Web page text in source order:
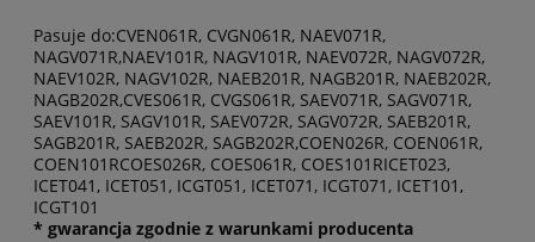
Pasuje do:CVEN061R, CVGN061R, NAEV071R,
NAGV071R,NAEV101R, NAGV101R, NAEV072R, NAGV072R,
NAEV102R, NAGV102R, NAEB201R, NAGB201R, NAEB202R,
NAGB202R,CVES061R, CVGS061R, SAEV071R, SAGV071R,
SAEV101R, SAGV101R, SAEV072R, SAGV072R, SAEB201R,
SAGB201R, SAEB202R, SAGB202R,COEN026R, COEN061R,
COEN101RCOES026R, COES061R, COES101RICET023,
ICET041, ICET051, ICGT051, ICET071, ICGT071, ICET101,
ICGT101
* gwarancja zgodnie z warunkami producenta